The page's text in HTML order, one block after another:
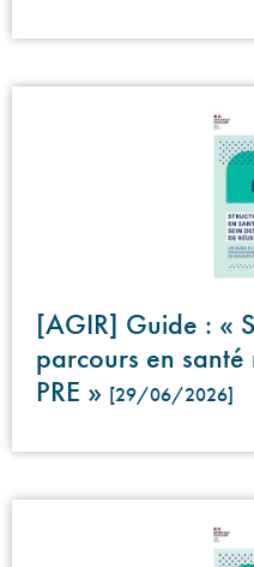
[AGIR] Guide : «
parcours en
PRE » [29/06/2026]